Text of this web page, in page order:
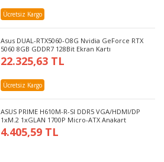
Ücretsiz Kargo
Asus DUAL-RTX5060-O8G Nvidia GeForce RTX
5060 8GB GDDR7 128Bit Ekran Kartı
22.325,63 TL
Ücretsiz Kargo
ASUS PRIME H610M-R-SI DDR5 VGA/HDMI/DP
1xM.2 1xGLAN 1700P Micro-ATX Anakart
4.405,59 TL